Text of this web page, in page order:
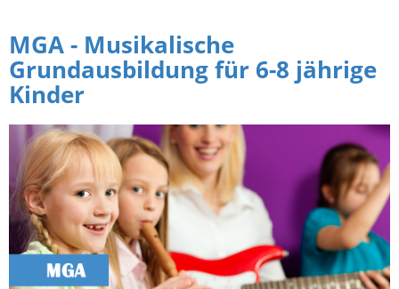
MGA - Musikalische
Grundausbildung für 6-8 jährige
Kinder